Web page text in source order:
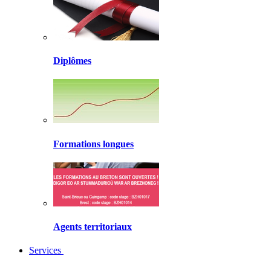
Diplômes
Formations longues
Agents territoriaux
Services